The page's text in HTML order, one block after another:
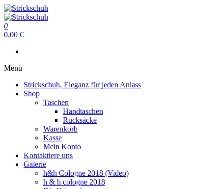
Zum
Inhalt
springen
Strickschuh
Strickschuh
0
0,00 €
Menü
Strickschuh, Eleganz für jeden Anlass
Shop
Taschen
Handtaschen
Rucksäcke
Warenkorb
Kasse
Mein Konto
Kontaktiere uns
Galerie
h&h Cologne 2018 (Video)
h & h cologne 2018